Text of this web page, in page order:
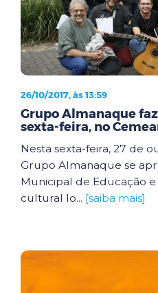
26/10/2017, às 13:59
Grupo Almanaque
sexta-feira, no
Nesta sexta-feira, 27 de
Grupo Almanaque se
Municipal de Educação
cultural lo... [saiba mais]